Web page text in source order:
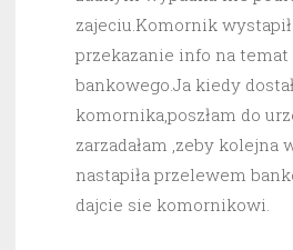
zajeciu.Komornik
przekazanie info na
bankowego.Ja kiedy
komornika,poszłam do
zarzadałam ,zeby kolejna
nastapiła przelewem
dajcie sie komornikowi.